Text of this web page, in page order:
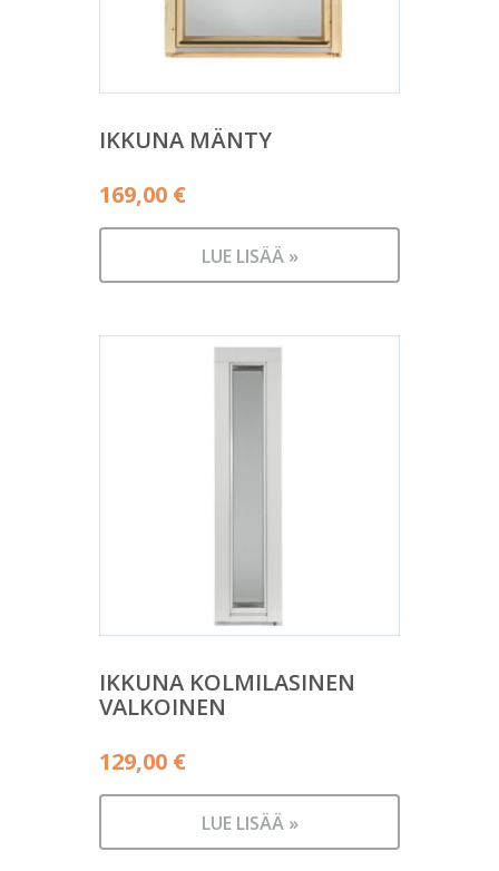
IKKUNA MÄNTY
169,00 €
LUE LISÄÄ »
IKKUNA KOLMILASINEN
VALKOINEN
129,00 €
LUE LISÄÄ »